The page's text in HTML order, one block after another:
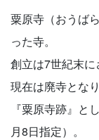
粟原寺（おうば
った寺。
創立は7世紀末に
現在は廃寺とな
『粟原寺跡』と
月8日指定）。